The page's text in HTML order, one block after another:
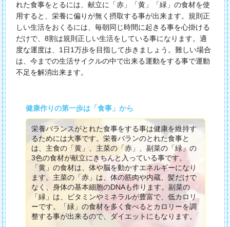
れた食事をとるには、献立に「赤」「黄」「緑」の食材を使
用すると、栄養に偏りが無く摂取する事が出来ます。規則正
しい生活をおくるには、毎朝同じ時間に起きる事を心掛ける
だけで、8割は規則正しい生活をしている事になります。適
度な運度は、1日1万歩を目指して歩きましょう。難しい場合
は、今までの生活サイクルの中で出来る運動をする事で運動
不足を解消出来ます。
健康作りの第一歩は「食事」から
栄養バランスがとれた食事をする事は健康を維持す
るためには大事です。栄養バランのとれた食事と
は、主食の「黄」、主菜の「赤」、副菜の「緑」の
3色の食材が献立にきちんと入っている事です。
「黄」の食材は、体や脳を動かすエネルギーになり
ます。主菜の「赤」は、体の筋肉や内蔵、髪だけで
なく、身体の基本細胞のDNAも作ります。副菜の
「緑」は、ビタミンやミネラルが豊富で、低カロリ
ーです。「緑」の食材を多く食べるとカロリーを調
整する事が出来るので、ダイエットにもなります。